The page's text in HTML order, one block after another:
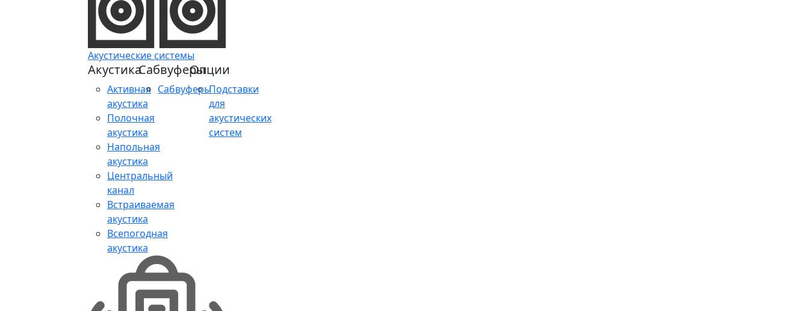
Акустические системы
Акустика
Активная
акустика
Полочная
акустика
Напольная
акустика
Центральный
канал
Встраиваемая
акустика
Всепогодная
акустика
Сабвуферы
Сабвуферы
Опции
Подставки
для
акустических
систем